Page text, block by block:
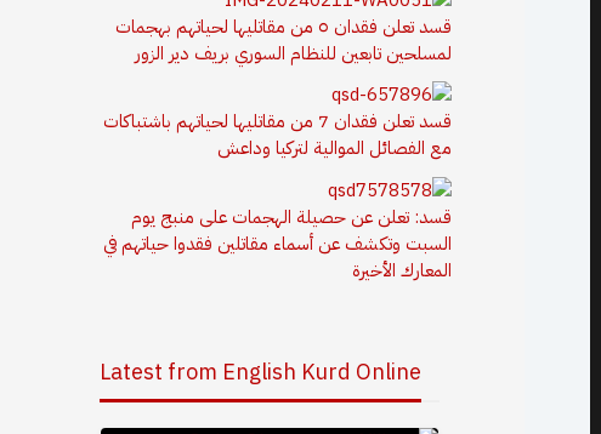
قسد تعلن فقدان ٥ من مقاتليها لحياتهم بهجمات
لمسلحين تابعين للنظام السوري بريف دير الزور
قسد تعلن فقدان 7 من مقاتليها لحياتهم باشتباكات
مع الفصائل الموالية لتركيا وداعش
قسد: تعلن عن حصيلة الهجمات على منبج يوم
السبت وتكشف عن أسماء مقاتلين فقدوا حياتهم في
المعارك الأخيرة
Latest from English Kurd Online